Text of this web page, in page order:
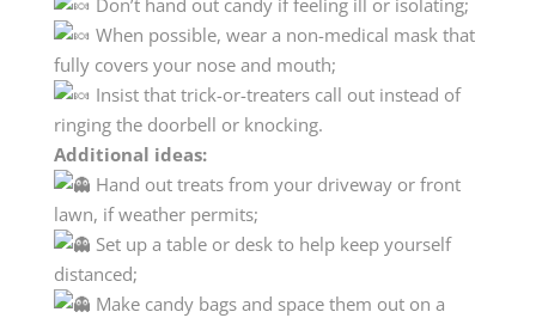
Don’t hand out candy if feeling ill or isolating;
When possible, wear a non-medical mask that
fully covers your nose and mouth;
Insist that trick-or-treaters call out instead of
ringing the doorbell or knocking.
Additional ideas:
Hand out treats from your driveway or front
lawn, if weather permits;
Set up a table or desk to help keep yourself
distanced;
Make candy bags and space them out on a